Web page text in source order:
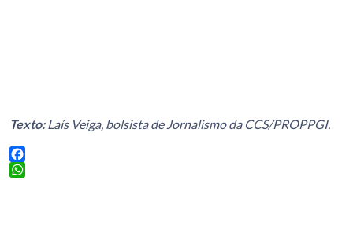
Texto: Laís Veiga, bolsista de Jornalismo da CCS/PROPPGI.
Facebook